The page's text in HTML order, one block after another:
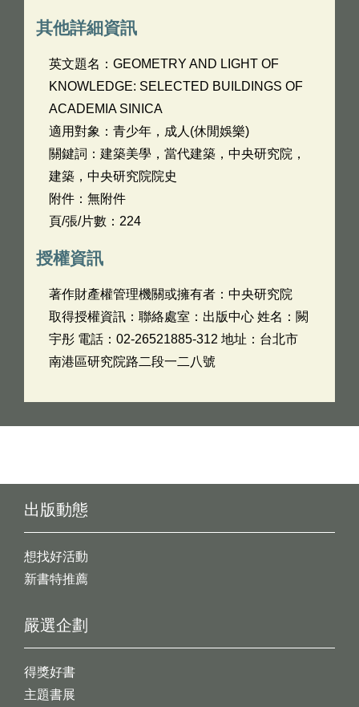
其他詳細資訊
英文題名： GEOMETRY AND LIGHT OF
KNOWLEDGE: SELECTED BUILDINGS OF
ACADEMIA SINICA
適用對象：青少年，成人(休閒娛樂)
關鍵詞：建築美學，當代建築，中央研究院，
建築，中央研究院院史
附件：無附件
頁/張/片數：224
授權資訊
著作財產權管理機關或擁有者：中央研究院
取得授權資訊：聯絡處室：出版中心 姓名：闕
宇彤 電話：02-26521885-312 地址：台北市
南港區研究院路二段一二八號
出版動態
想找好活動
新書特推薦
嚴選企劃
得獎好書
主題書展